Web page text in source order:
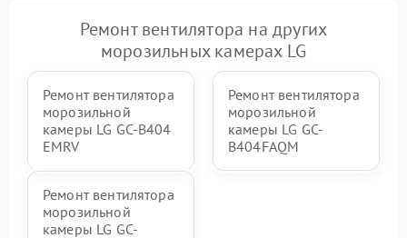
Ремонт вентилятора на других
морозильных камерах LG
Ремонт вентилятора
морозильной
камеры LG GC-B404
EMRV
Ремонт вентилятора
морозильной
камеры LG GC-
B404FAQM
Ремонт вентилятора
морозильной
камеры LG GC-